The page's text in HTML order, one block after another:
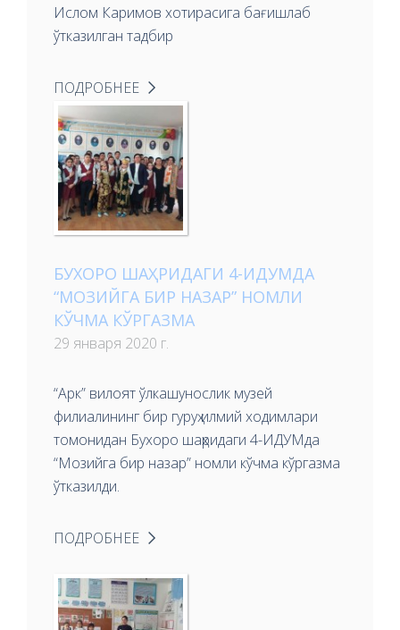
Ислом Каримов хотирасига бағишлаб
ўтказилган тадбир
ПОДРОБНЕЕ
БУХОРО ШАҲРИДАГИ 4-ИДУМДА
“МОЗИЙГА БИР НАЗАР” НОМЛИ
КЎЧМА КЎРГАЗМА
29 января 2020 г.
“Арк” вилоят ўлкашунослик музей
филиалининг бир гуруҳ илмий ходимлари
томонидан Бухоро шаҳридаги 4-ИДУМда
“Мозийга бир назар” номли кўчма кўргазма
ўтказилди.
ПОДРОБНЕЕ